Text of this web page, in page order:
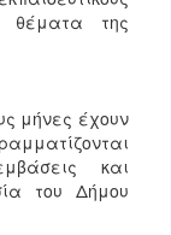
της
μήνες έχουν
και
του Δήμου